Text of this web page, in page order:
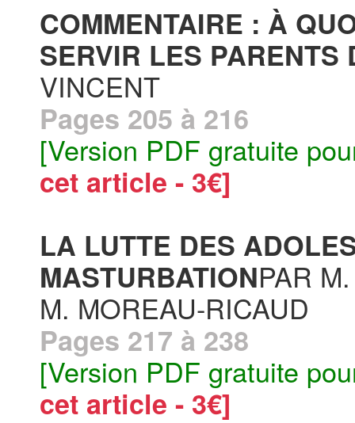
COMMENTAIRE : À
SERVIR LES PARENTS
VINCENT
Pages 205 à 216
[Version PDF gratuite
cet article - 3€]
LA LUTTE DES
MASTURBATIONPAR
M. MOREAU-RICAUD
Pages 217 à 238
[Version PDF gratuite
cet article - 3€]